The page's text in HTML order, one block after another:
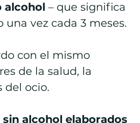
alcohol – que significa
vez cada 3 meses.
con el mismo
de la salud, la
del ocio.
alcohol elaborados